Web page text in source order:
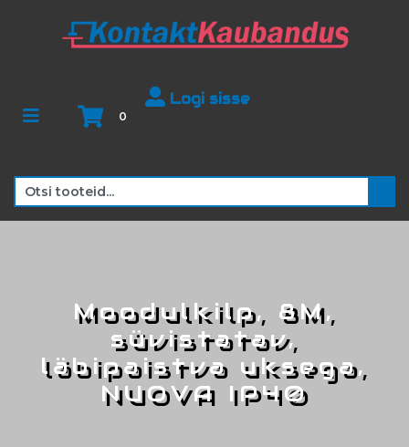
0
Logi sisse
Moodulkilp, 8M,
süvistatav,
läbipaistva uksega,
NUOVA IP40